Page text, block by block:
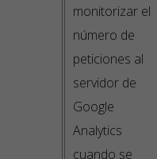
monitorizar el
número de
peticiones al
servidor de
Google
Analytics
cuando se